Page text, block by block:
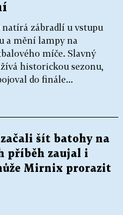
zábradlí u vstupu
a mění lampy na
míče. Slavný
historickou sezonu,
do finále...
šít batohy na
příběh zaujal i
Mirnix prorazit